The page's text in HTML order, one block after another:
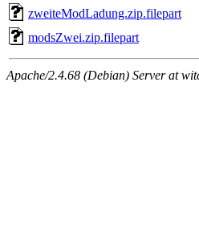
zweiteModLadung.zip.filepart
modsZwei.zip.filepart
Apache/2.4.68 (Debian) Server at